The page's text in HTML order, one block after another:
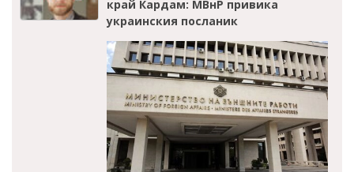
край Кардам: МВнР привика
украинския посланик